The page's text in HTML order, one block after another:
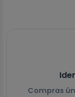
Compras